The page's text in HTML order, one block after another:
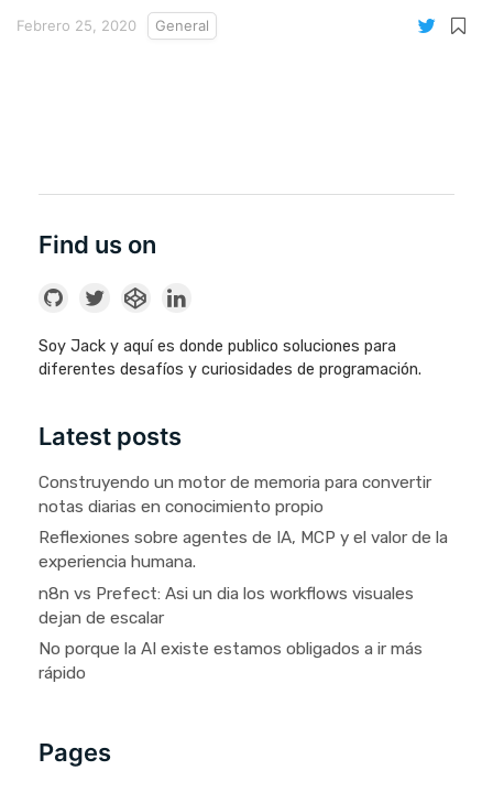
Febrero 25, 2020 General
Find us on
Soy Jack y aquí es donde publico soluciones para
diferentes desafíos y curiosidades de programación.
Latest posts
Construyendo un motor de memoria para convertir
notas diarias en conocimiento propio
Reflexiones sobre agentes de IA, MCP y el valor de la
experiencia humana.
n8n vs Prefect: Asi un dia los workflows visuales
dejan de escalar
No porque la AI existe estamos obligados a ir más
rápido
Pages